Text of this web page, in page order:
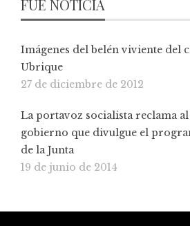
FUE NOTICIA
Imágenes del belén viviente del
Ubrique
27 de diciembre de 2012
La portavoz socialista reclama
gobierno que divulgue el
de la Junta
19 de junio de 2014